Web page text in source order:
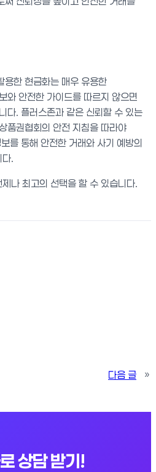
용한 현금화는 매우 유용한
와 안전한 가이드를 따르지 않으면
다. 플러스존과 같은 신뢰할 수 있는
품권협회의 안전 지침을 따라야
를 통해 안전한 거래와 사기 예방의
다.
나 최고의 선택을 할 수 있습니다.
다음 글
»
상담 받기!